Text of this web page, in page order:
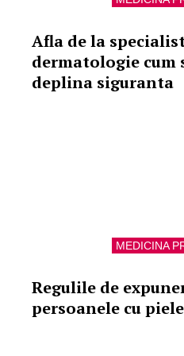
Afla de la
dermatologie cum
deplina siguranta
MEDICINA
Regulile de
persoanele cu